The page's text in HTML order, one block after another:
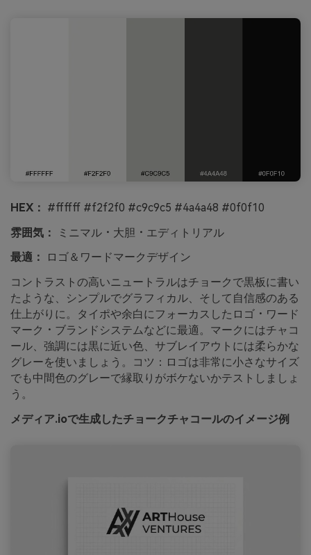
HEX： #ffffff #f2f2f0 #c9c9c5 #4a4a48 #0f0f10
雰囲気：
ミニマル・大胆・エディトリアル
最適：
ロゴ＆ワードマークデザイン
コントラストの高いニュートラルはチョークで黒板に書い
たような、シンプルでグラフィカル、そして自信感のある
仕上がりに。タイポや余白にフォーカスしたロゴ・ワード
マーク・ブランドシステムなどに最適。マークにはチャコ
ール、強調には黒に近い色、サブレイアウトには柔らかな
グレーを使いましょう。コツ：ロゴは非常に小さなサイズ
でも中間色のグレーで縁取りがボケないかテストしましょ
う。
メディア.ioで生成したチョークチャコールのイメージ例